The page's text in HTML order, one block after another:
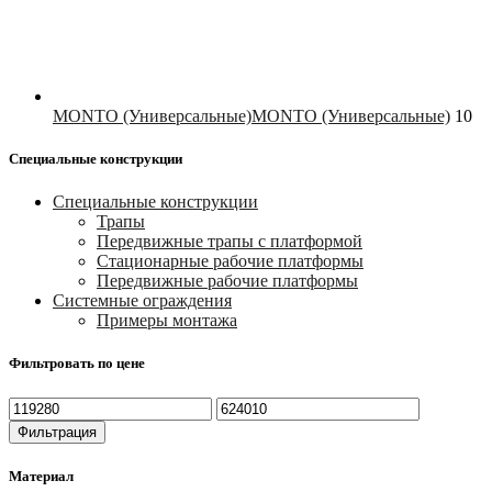
MONTO (Универсальные)MONTO (Универсальные) 10
Специальные конструкции
Специальные конструкции
Трапы
Передвижные трапы с платформой
Стационарные рабочие платформы
Передвижные рабочие платформы
Системные ограждения
Примеры монтажа
Фильтровать по цене
Минимальная
цена
Максимальная
цена
Фильтрация
Материал